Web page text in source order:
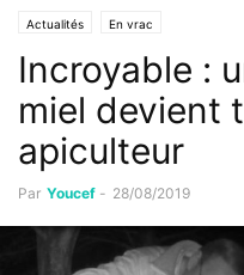
Actualités En vrac
Incroyable :
miel devient
apiculteur
Par Youcef - 28/08/2019